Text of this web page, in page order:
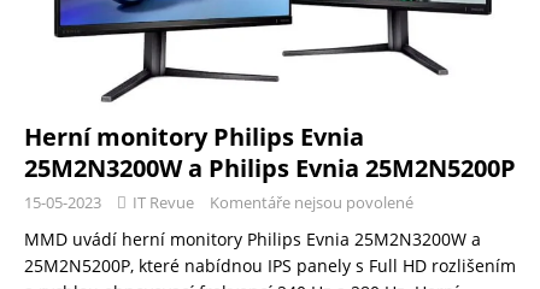
Herní monitory Philips Evnia
25M2N3200W a Philips Evnia 25M2N5200P
15-05-2023 IT Revue Komentáře nejsou povolené
MMD uvádí herní monitory Philips Evnia 25M2N3200W a
25M2N5200P, které nabídnou IPS panely s Full HD rozlišením